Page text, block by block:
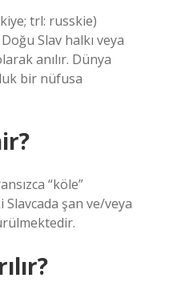
trl: russkie)
Slav halkı veya
anılır. Dünya
bir nüfusa
“köle”
şan ve/veya